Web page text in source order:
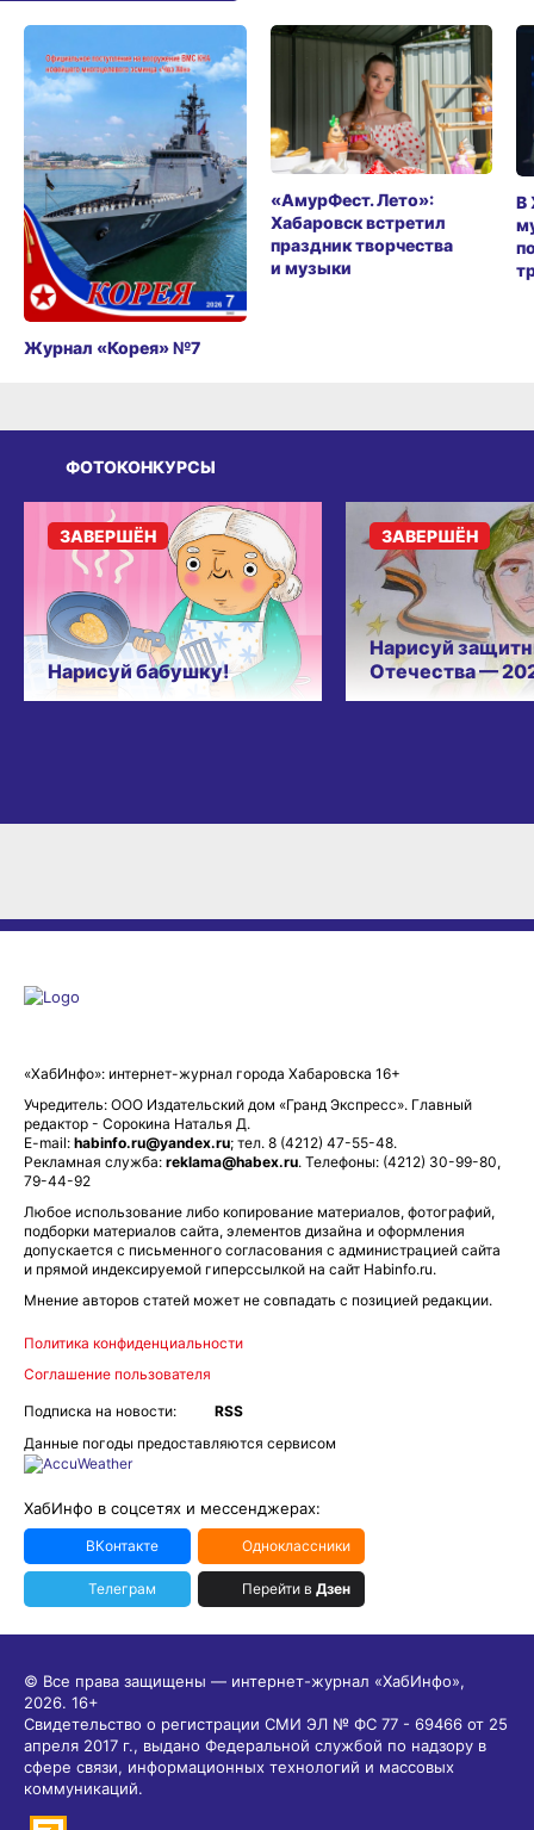
Журнал «Корея» №7
«АмурФест. Лето»:
Хабаровск встретил
праздник творчества
и музыки
В
ФОТОКОНКУРСЫ
Нарисуй бабушку!
ЗАВЕРШЁН
Нарисуй
Отечества —
ЗАВЕРШЁН
«ХабИнфо»: интернет-журнал города Хабаровска 16+
Учредитель: ООО Издательский дом «Гранд Экспресс». Главный
редактор - Сорокина Наталья Д.
E-mail: habinfo.ru@yandex.ru; тел. 8 (4212) 47-55-48.
Рекламная служба: reklama@habex.ru. Телефоны: (4212) 30-99-80,
79-44-92
Любое использование либо копирование материалов, фотографий,
подборки материалов сайта, элементов дизайна и оформления
допускается с письменного согласования с администрацией сайта
и прямой индексируемой гиперссылкой на сайт Habinfo.ru.
Мнение авторов статей может не совпадать с позицией редакции.
Политика конфиденциальности
Соглашение пользователя
Подписка на новости:
RSS
Данные погоды предоставляются сервисом
ХабИнфо в соцсетях и мессенджерах:
ВКонтакте Одноклассники
Телеграм Перейти в Дзен
© Все права защищены — интернет-журнал «ХабИнфо»,
2026. 16+
Свидетельство о регистрации СМИ ЭЛ № ФС 77 - 69466 от 25
апреля 2017 г., выдано Федеральной службой по надзору в
сфере связи, информационных технологий и массовых
коммуникаций.